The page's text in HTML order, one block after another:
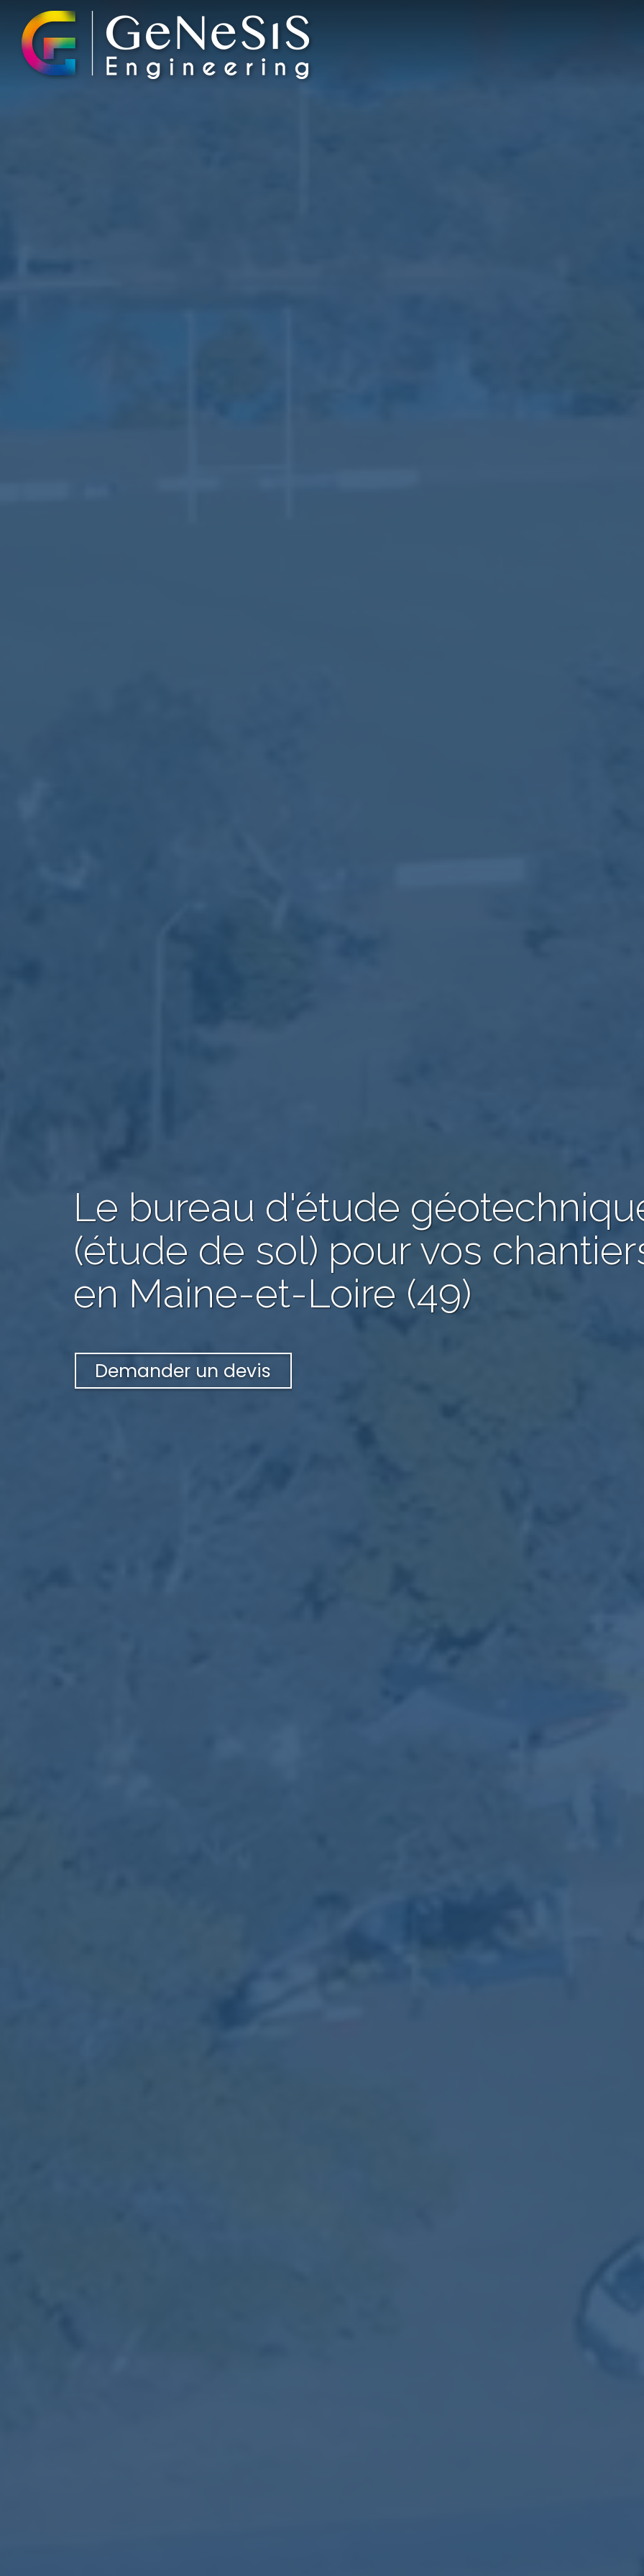
Le bureau d'étude
(étude de sol) pour vos
en Maine-et-Loire (49)
Demander un devis